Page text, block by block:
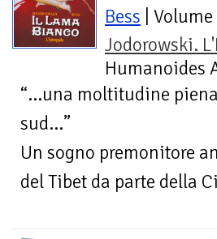
Bess | Volume
Jodorowski.
Humanoides
“…una moltitudine
sud…”
Un sogno premonitore
del Tibet da parte della